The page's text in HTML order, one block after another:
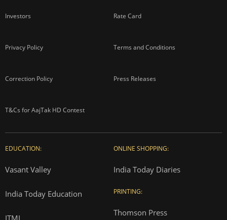
Investors Rate Card
Privacy Policy Terms and Conditions
Correction Policy Press Releases
T&Cs for AajTak HD Contest
EDUCATION:
Vasant Valley
India Today Education
ITMI
ONLINE SHOPPING:
India Today Diaries
PRINTING:
Thomson Press